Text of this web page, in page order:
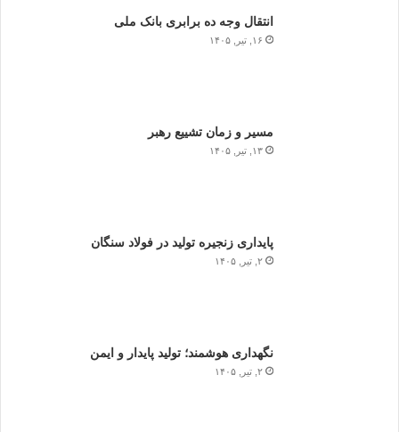
انتقال وجه ده برابری بانک ملی
۱۶, تیر, ۱۴۰۵
مسیر و زمان تشییع رهبر
۱۳, تیر, ۱۴۰۵
پایداری زنجیره تولید در فولاد سنگان
۲, تیر, ۱۴۰۵
نگهداری هوشمند؛ تولید پایدار و ایمن
۲, تیر, ۱۴۰۵